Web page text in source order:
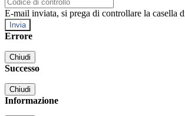
E-mail inviata, si prega di controllare la casella
Errore
Chiudi
Successo
Chiudi
Informazione